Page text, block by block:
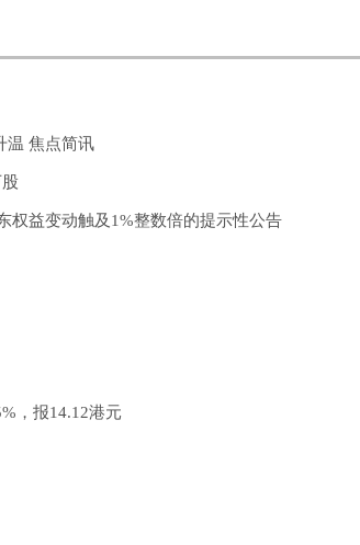
温 焦点简讯
权益变动触及1%整数倍的提示性公告
，报14.12港元